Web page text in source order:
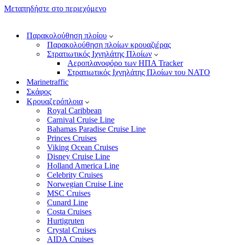
Μεταπηδήστε στο περιεχόμενο
Παρακολούθηση πλοίου
Παρακολούθηση πλοίων κρουαζιέρας
Στρατιωτικός Ιχνηλάτης Πλοίων
Αεροπλανοφόρο των ΗΠΑ Tracker
Στρατιωτικός Ιχνηλάτης Πλοίων του ΝΑΤΟ
Marinetraffic
Σκάφος
Κρουαζερόπλοια
Royal Caribbean
Carnival Cruise Line
Bahamas Paradise Cruise Line
Princes Cruises
Viking Ocean Cruises
Disney Cruise Line
Holland America Line
Celebrity Cruises
Norwegian Cruise Line
MSC Cruises
Cunard Line
Costa Cruises
Hurtigruten
Crystal Cruises
AIDA Cruises